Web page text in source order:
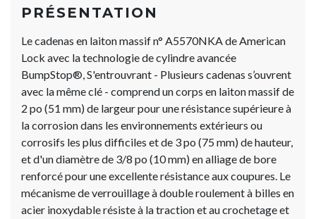
PRÉSENTATION
Le cadenas en laiton massif n° A5570NKA de American
Lock avec la technologie de cylindre avancée
BumpStop®, S'entrouvrant - Plusieurs cadenas s’ouvrent
avec la même clé - comprend un corps en laiton massif de
2 po (51 mm) de largeur pour une résistance supérieure à
la corrosion dans les environnements extérieurs ou
corrosifs les plus difficiles et de 3 po (75 mm) de hauteur,
et d'un diamètre de 3/8 po (10 mm) en alliage de bore
renforcé pour une excellente résistance aux coupures. Le
mécanisme de verrouillage à double roulement à billes en
acier inoxydable résiste à la traction et au crochetage et